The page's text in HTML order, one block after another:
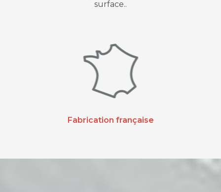
surface..
Fabrication française